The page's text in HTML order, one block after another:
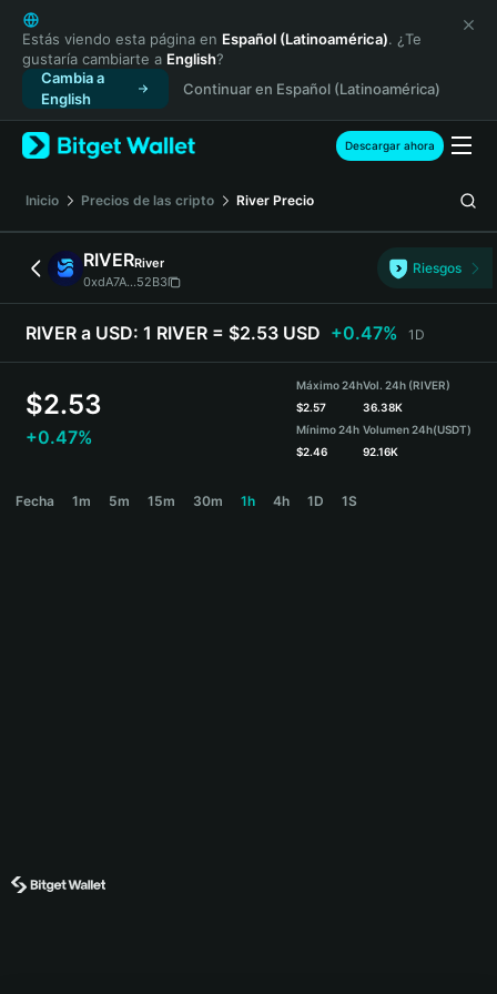
English
日本語
Tiếng Việt
Русский
Español (Latinoamérica)
Türkçe
Français
Deutsch
简体中文
繁體中文
Português (Portugal)
Bahasa Indonesia
ภาษาไทย
Español
Español (Argentina)
Estás viendo esta página en Español (Latinoamérica). ¿Te
gustaría cambiarte a English?
Cambia a
English
Continuar en Español (Latinoamérica)
Descargar ahora
Inicio Precios de las cripto River Precio
RIVERRiver
0xdA7A...52B3
Riesgos
RIVER a USD: 1 RIVER = $2.53 USD +0.47% 1D
$2.53
+0.47%
Máximo 24h
$2.57
Mínimo 24h
$2.46
Vol. 24h (RIVER)
36.38K
Volumen 24h(USDT)
92.16K
Fecha 1m 5m 15m 30m 1h 4h 1D 1S